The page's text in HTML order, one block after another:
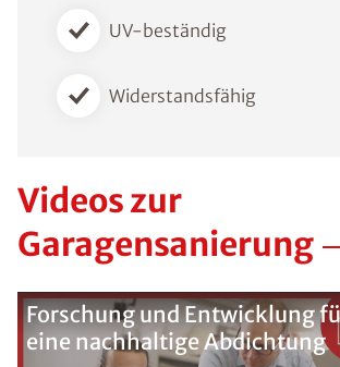
UV-beständig
Widerstandsfähig
Videos zur
Garagensanierung
Forschung und Entwicklung
eine nachhaltige Abdichtung